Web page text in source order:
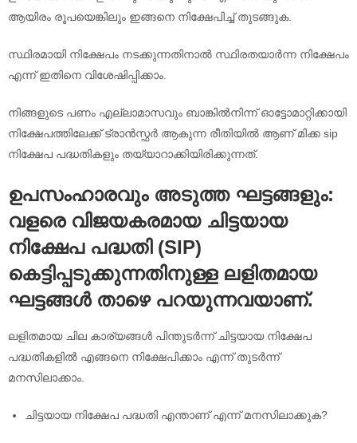
ആയിരം രൂപയെങ്കിലും ഇങ്ങനെ നിക്ഷേപിച്ച് തുടങ്ങുക.
സ്ഥിരമായി നിക്ഷേപം നടക്കുന്നതിനാൽ സ്ഥിരതയാർന്ന നിക്ഷേപം
എന്ന് ഇതിനെ വിശേഷിപ്പിക്കാം.
നിങ്ങളുടെ പണം എല്ലാമാസവും ബാങ്കിൽനിന്ന് ഓട്ടോമാറ്റിക്കായി
നിക്ഷേപത്തിലേക്ക് ട്രാൻസ്ഫർ ആകുന്ന രീതിയിൽ ആണ് മിക്ക sip
നിക്ഷേപ പദ്ധതികളും തയ്യാറാക്കിയിരിക്കുന്നത്.
ഉപസംഹാരവും അടുത്ത ഘട്ടങ്ങളും:
വളരെ വിജയകരമായ ചിട്ടയായ
നിക്ഷേപ പദ്ധതി (SIP)
കെട്ടിപ്പടുക്കുന്നതിനുള്ള ലളിതമായ
ഘട്ടങ്ങൾ താഴെ പറയുന്നവയാണ്.
ലളിതമായ ചില കാര്യങ്ങൾ പിന്തുടർന്ന് ചിട്ടയായ നിക്ഷേപ
പദ്ധതികളിൽ എങ്ങനെ നിക്ഷേപിക്കാം എന്ന് തുടർന്ന്
മനസിലാക്കാം.
ചിട്ടയായ നിക്ഷേപ പദ്ധതി എന്താണ് എന്ന് മനസിലാക്കുക?